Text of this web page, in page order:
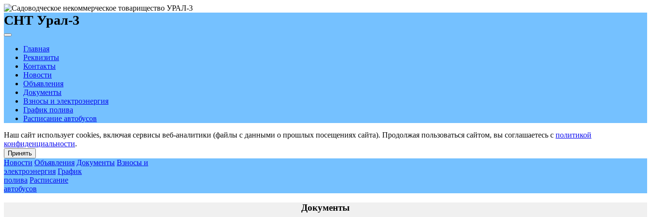
СНТ Урал-3
Главная
Реквизиты
Контакты
Новости
Объявления
Документы
Взносы и электроэнергия
График полива
Расписание автобусов
Наш сайт использует cookies, включая сервисы веб-аналитики (файлы с данными о прошлых посещениях сайта). Продолжая пользоваться сайтом, вы соглашаетесь с политикой
конфиденциальности.
Принять
Новости Объявления Документы Взносы и
электроэнергия График
полива Расписание
автобусов
Документы